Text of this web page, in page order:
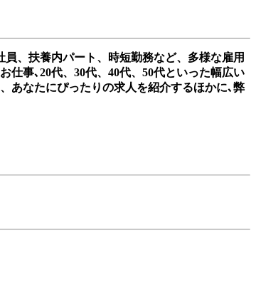
、扶養内パート、時短勤務など、多様な雇用
事､20代、30代、40代、50代といった幅広い
あなたにぴったりの求人を紹介するほかに､弊